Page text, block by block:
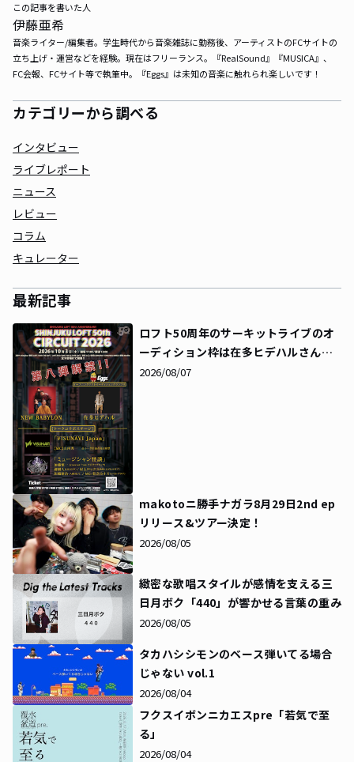
この記事を書いた人
伊藤亜希
音楽ライター/編集者。学生時代から音楽雑誌に勤務後、アーティストのFCサイトの
立ち上げ・運営などを経験。現在はフリーランス。『RealSound』『MUSICA』、
FC会報、FCサイト等で執筆中。『Eggs』は未知の音楽に触れられ楽しいです！
カテゴリーから調べる
インタビュー
ライブレポート
ニュース
レビュー
コラム
キュレーター
最新記事
ロフト50周年のサーキットライブのオ
ーディション枠は在多ヒデハルさんに
決定！同時にタイムテーブルも解禁に
2026/08/07
makotoニ勝手ナガラ8月29日2nd ep
リリース&ツアー決定！
2026/08/05
緻密な歌唱スタイルが感情を支える――三
日月ボク「440」が響かせる言葉の重み
2026/08/05
タカハシシモンのベース弾いてる場合
じゃない vol.1
2026/08/04
フクスイボンニカエスpre「若気で至
る」
2026/08/04